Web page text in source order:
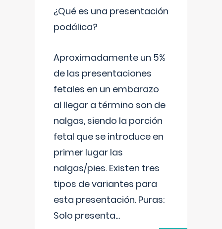
¿Qué es una presentación
podálica?
Aproximadamente un 5%
de las presentaciones
fetales en un embarazo
al llegar a término son de
nalgas, siendo la porción
fetal que se introduce en
primer lugar las
nalgas/pies. Existen tres
tipos de variantes para
esta presentación. Puras:
Solo presenta...